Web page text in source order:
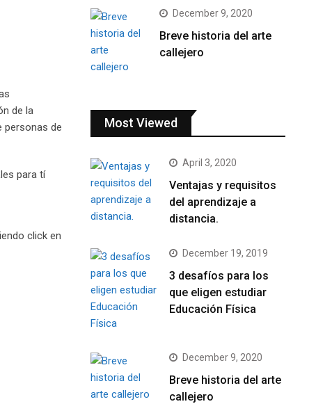
de la
personas de
para tí
click en
December 9, 2020
Breve historia del arte
callejero
Most Viewed
April 3, 2020
Ventajas y requisitos
del aprendizaje a
distancia.
December 19, 2019
3 desafíos para los
que eligen estudiar
Educación Física
December 9, 2020
Breve historia del arte
callejero